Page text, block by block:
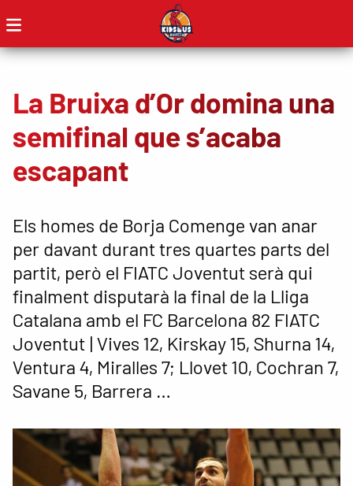
La Bruixa d’Or domina una
semifinal que s’acaba
escapant
Els homes de Borja Comenge van anar
per davant durant tres quartes parts del
partit, però el FIATC Joventut serà qui
finalment disputarà la final de la Lliga
Catalana amb el FC Barcelona 82 FIATC
Joventut | Vives 12, Kirskay 15, Shurna 14,
Ventura 4, Miralles 7; Llovet 10, Cochran 7,
Savane 5, Barrera …